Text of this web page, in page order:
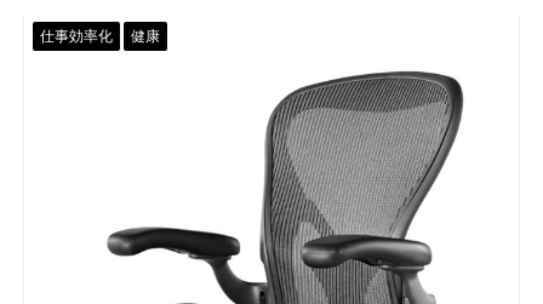
仕事効率化 健康